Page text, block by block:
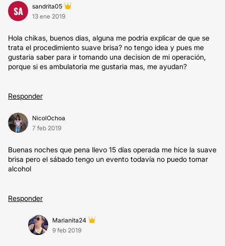
SA
sandrita05
13 ene 2019
Hola chikas, buenos dias, alguna me podria explicar de que se
trata el procedimiento suave brisa? no tengo idea y pues me
gustaria saber para ir tomando una decision de mi operación,
porque si es ambulatoria me gustaria mas, me ayudan?
Responder
NicolOchoa
7 feb 2019
Buenas noches que pena llevo 15 días operada me hice la suave
brisa pero el sábado tengo un evento todavía no puedo tomar
alcohol
Responder
Marianita24
9 feb 2019